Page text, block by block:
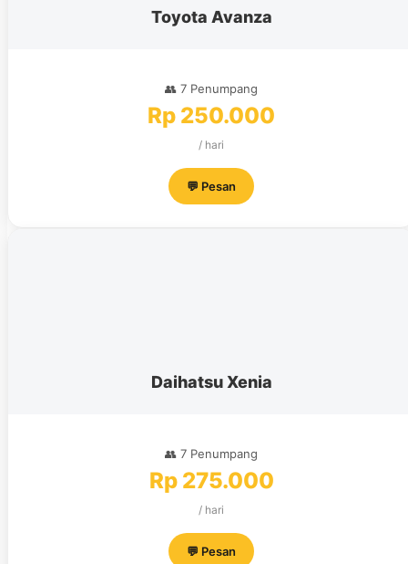
Toyota Avanza
👥 7 Penumpang
Rp 250.000
/ hari
💬 Pesan
Daihatsu Xenia
👥 7 Penumpang
Rp 275.000
/ hari
💬 Pesan